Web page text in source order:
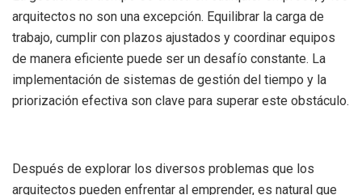
arquitectos no son una excepción. Equilibrar la carga de
trabajo, cumplir con plazos ajustados y coordinar equipos
de manera eficiente puede ser un desafío constante. La
implementación de sistemas de gestión del tiempo y la
priorización efectiva son clave para superar este obstáculo.
Después de explorar los diversos problemas que los
arquitectos pueden enfrentar al emprender, es natural que